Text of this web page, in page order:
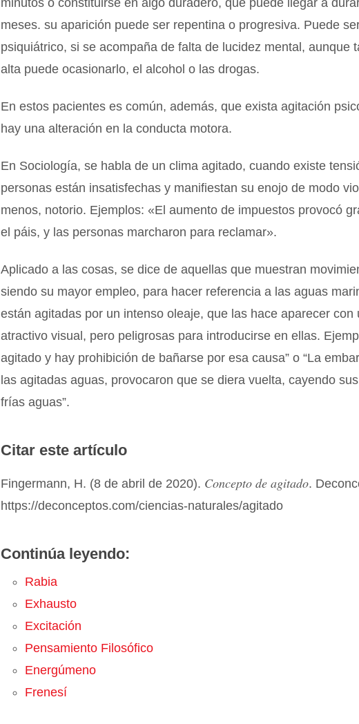
minutos o constituirse en algo duradero, que puede llegar a
meses. su aparición puede ser repentina o progresiva. Puede
psiquiátrico, si se acompaña de falta de lucidez mental, aunque
alta puede ocasionarlo, el alcohol o las drogas.
En estos pacientes es común, además, que exista agitación
hay una alteración en la conducta motora.
En Sociología, se habla de un clima agitado, cuando existe
personas están insatisfechas y manifiestan su enojo de modo
menos, notorio. Ejemplos: «El aumento de impuestos provocó
el páis, y las personas marcharon para reclamar».
Aplicado a las cosas, se dice de aquellas que muestran
siendo su mayor empleo, para hacer referencia a las aguas
están agitadas por un intenso oleaje, que las hace aparecer con
atractivo visual, pero peligrosas para introducirse en ellas.
agitado y hay prohibición de bañarse por esa causa” o “La
las agitadas aguas, provocaron que se diera vuelta, cayendo
frías aguas”.
Citar este artículo
Fingermann, H. (8 de abril de 2020). Concepto de agitado.
https://deconceptos.com/ciencias-naturales/agitado
Continúa leyendo:
Rabia
Exhausto
Excitación
Pensamiento Filosófico
Energúmeno
Frenesí